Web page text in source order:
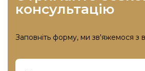
консультацію
Заповніть форму, ми зв'яжемося з